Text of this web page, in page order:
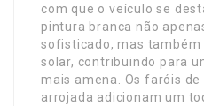
com que o veículo se
pintura branca não
sofisticado, mas
solar, contribuindo para
mais amena. Os faróis de
arrojada adicionam um